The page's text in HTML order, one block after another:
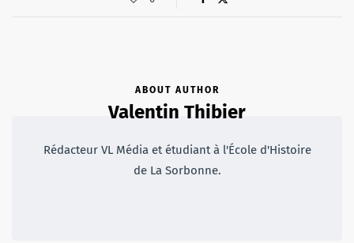
ABOUT AUTHOR
Valentin Thibier
Rédacteur VL Média et étudiant à l'École d'Histoire
de La Sorbonne.